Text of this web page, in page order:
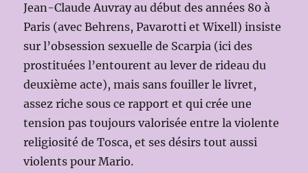
Jean-Claude Auvray au début des années 80 à
Paris (avec Behrens, Pavarotti et Wixell) insiste
sur l’obsession sexuelle de Scarpia (ici des
prostituées l’entourent au lever de rideau du
deuxième acte), mais sans fouiller le livret,
assez riche sous ce rapport et qui crée une
tension pas toujours valorisée entre la violente
religiosité de Tosca, et ses désirs tout aussi
violents pour Mario.